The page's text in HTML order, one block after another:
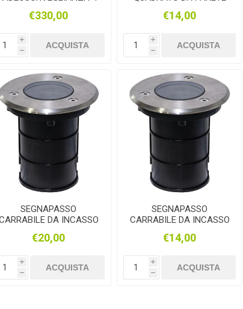
CANALI
€330,00
i
h
ACQUISTA
€14,00
i
h
ACQUISTA
SEGNAPASSO
DA INCASSO
GU10 120X140MM
€20,00
i
h
ACQUISTA
SEGNAPASSO
CARRABILE DA INCASSO
PORTALAMPADA GU10
€14,00
i
h
ACQUISTA